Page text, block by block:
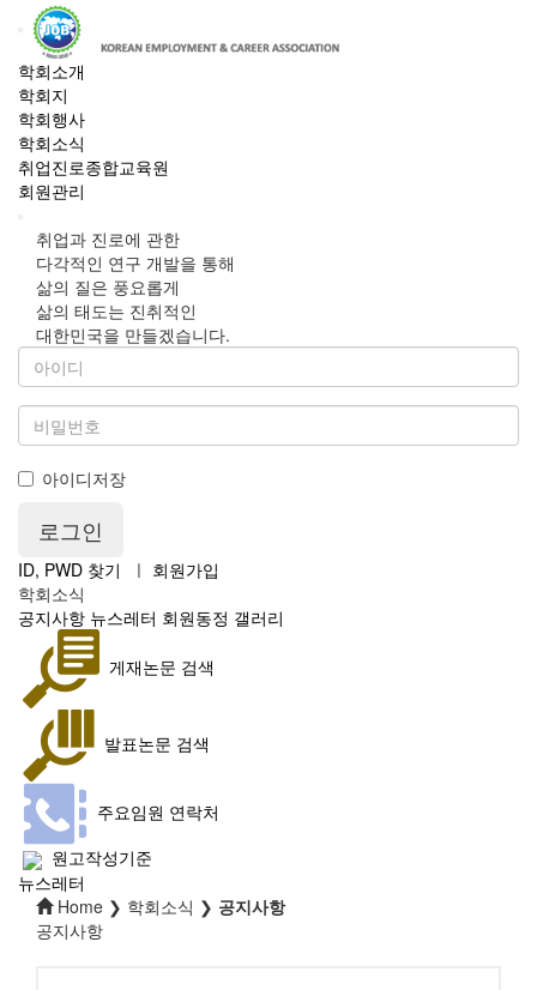
학회소개
학회지
학회행사
학회소식
취업진로종합교육원
회원관리
취업과 진로에 관한
다각적인 연구 개발을 통해
삶의 질은 풍요롭게
삶의 태도는 진취적인
대한민국을 만들겠습니다.
아이디저장
ID, PWD 찾기 ㅣ 회원가입
학회소식
공지사항 뉴스레터 회원동정 갤러리
게재논문 검색
발표논문 검색
주요임원 연락처
원고작성기준
뉴스레터
Home ❯ 학회소식 ❯ 공지사항
공지사항